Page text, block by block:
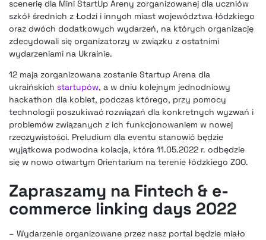
scenerię dla Mini StartUp Areny zorganizowanej dla uczniów
szkół średnich z Łodzi i innych miast województwa łódzkiego
oraz dwóch dodatkowych wydarzeń, na których organizację
zdecydowali się organizatorzy w związku z ostatnimi
wydarzeniami na Ukrainie.
12 maja zorganizowana zostanie Startup Arena dla
ukraińskich startupów, a w dniu kolejnym jednodniowy
hackathon dla kobiet, podczas którego, przy pomocy
technologii poszukiwać rozwiązań dla konkretnych wyzwań i
problemów związanych z ich funkcjonowaniem w nowej
rzeczywistości. Preludium dla eventu stanowić będzie
wyjątkowa podwodna kolacja, która 11.05.2022 r. odbędzie
się w nowo otwartym Orientarium na terenie łódzkiego ZOO.
Zapraszamy na Fintech & e-
commerce linking days 2022
– Wydarzenie organizowane przez nasz portal będzie miało